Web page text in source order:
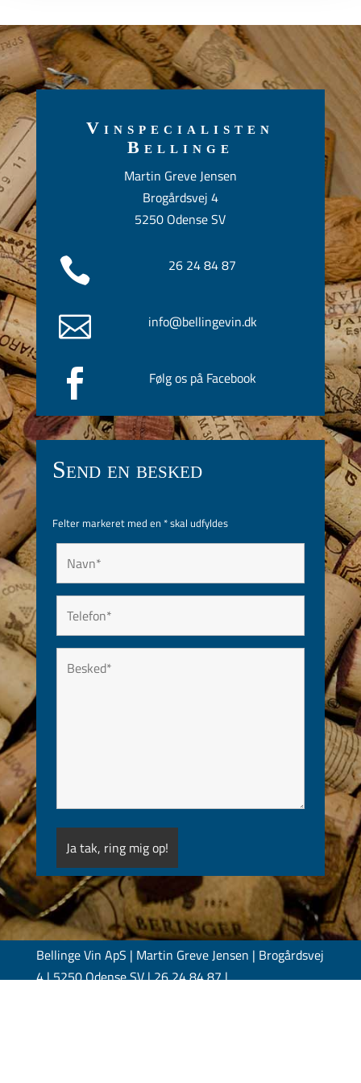
Vinspecialisten
Bellinge
Martin Greve Jensen
Brogårdsvej 4
5250 Odense SV
 26 24 84 87
 info@bellingevin.dk
 Følg os på Facebook
Send en besked
Felter markeret med en *skal udfyldes
Bellinge Vin ApS | Martin Greve Jensen | Brogårdsvej
4 | 5250 Odense SV | 26 24 84 87 |